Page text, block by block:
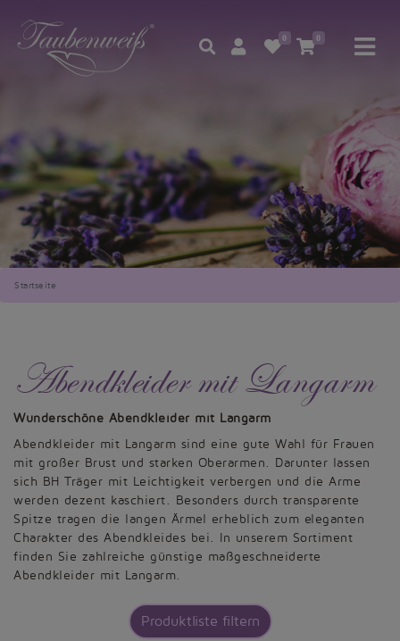
0 0
Startseite
Abendkleider mit Langarm
Wunderschöne Abendkleider mit Langarm
Abendkleider mit Langarm sind eine gute Wahl für Frauen
mit großer Brust und starken Oberarmen. Darunter lassen
sich BH Träger mit Leichtigkeit verbergen und die Arme
werden dezent kaschiert. Besonders durch transparente
Spitze tragen die langen Ärmel erheblich zum eleganten
Charakter des Abendkleides bei. In unserem Sortiment
finden Sie zahlreiche günstige maßgeschneiderte
Abendkleider mit Langarm.
Produktliste filtern